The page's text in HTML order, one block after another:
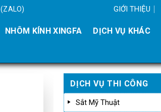
GIỚI THIỆU
NHÔM KÍNH XINGFA
DỊCH VỤ KHÁC
DỊCH VỤ THI CÔNG
Sắt Mỹ Thuật